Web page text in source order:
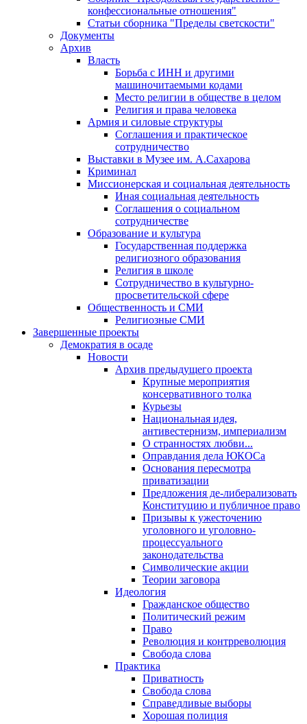
конфессиональные отношения"
Статьи сборника "Пределы светскости"
Документы
Архив
Власть
Борьба с ИНН и другими
машиночитаемыми кодами
Место религии в обществе в целом
Религия и права человека
Армия и силовые структуры
Соглашения и практическое
сотрудничество
Выставки в Музее им. А.Сахарова
Криминал
Миссионерская и социальная деятельность
Иная социальная деятельность
Соглашения о социальном
сотрудничестве
Образование и культура
Государственная поддержка
религиозного образования
Религия в школе
Сотрудничество в культурно-
просветительской сфере
Общественность и СМИ
Религиозные СМИ
Завершенные проекты
Демократия в осаде
Новости
Архив предыдущего проекта
Крупные мероприятия
консервативного толка
Курьезы
Национальная идея,
антивестернизм, империализм
О странностях любви...
Оправдания дела ЮКОСа
Основания пересмотра
приватизации
Предложения де-либерализовать
Конституцию и публичное право
Призывы к ужесточению
уголовного и уголовно-
процессуального
законодательства
Символические акции
Теории заговора
Идеология
Гражданское общество
Политический режим
Право
Революция и контрреволюция
Свобода слова
Практика
Приватность
Свобода слова
Справедливые выборы
Хорошая полиция